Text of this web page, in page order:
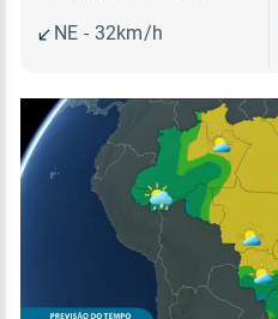
NE - 32km/h